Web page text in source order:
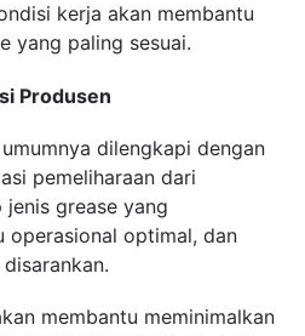
kerja akan membantu
yang paling sesuai.
Produsen
dilengkapi dengan
pemeliharaan dari
jenis grease yang
operasional optimal, dan
membantu meminimalkan